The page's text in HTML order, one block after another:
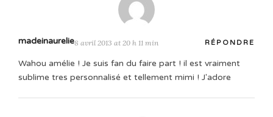
madeinaurelie8 avril 2013 at 20 h 11 min RÉPONDRE
Wahou amélie ! Je suis fan du faire part ! il est vraiment
sublime tres personnalisé et tellement mimi ! J'adore